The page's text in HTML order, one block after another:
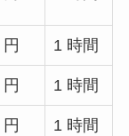
1 時間
1 時間
1 時間